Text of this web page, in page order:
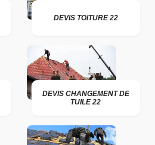
DEVIS TOITURE 22
DEVIS CHANGEMENT DE
TUILE 22